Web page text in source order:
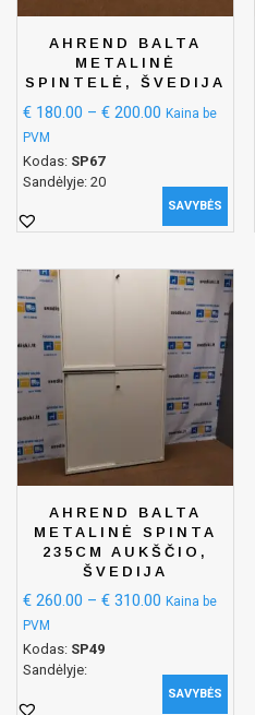
AHREND BALTA
METALINĖ
SPINTELĖ, ŠVEDIJA
€ 180.00 – € 200.00 Kaina be
PVM
Kodas: SP67
Sandėlyje: 20
SAVYBĖS
AHREND BALTA
METALINĖ SPINTA
235CM AUKŠČIO,
ŠVEDIJA
€ 260.00 – € 310.00 Kaina be
PVM
Kodas: SP49
Sandėlyje:
SAVYBĖS